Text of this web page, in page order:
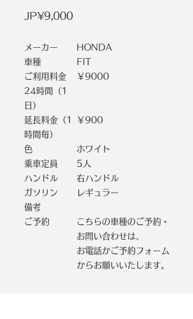
JP¥9,000價
メーカー
HONDA
車種
FIT
ご利用料金
24時間（1
日）
￥9000
延長料金（1
時間毎）
￥900
色
ホワイト
乗車定員
5人
ハンドル
右ハンドル
ガソリン
レギュラー
備考
ご予約
こちらの車種のご予約・
お問い合わせは、
お電話かご予約フォーム
からお願いいたします。